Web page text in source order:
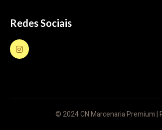
Redes Sociais
© 2024 CN Marcenaria Premium |